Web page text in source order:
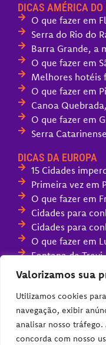
Valorizamos sua
Utilizamos cookies
navegação, exibir
analisar nosso
concorda com nosso
DICAS AMÉRICA
O que fazer em
Serra do Rio do
Barra Grande, a
O que fazer em
Melhores hotéis
O que fazer em
Canoa
O que fazer em
Serra
DICAS DA EUROPA
15 Cidades
Primeira vez em
O que fazer em
Cidades para
Cidades para
O que fazer em
Fontana de
Melhores
Compras na